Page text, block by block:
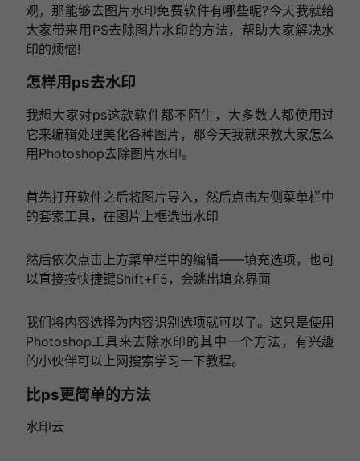
观，那能够去图片水印免费软件有哪些呢?今天我就给
大家带来用PS去除图片水印的方法，帮助大家解决水
印的烦恼!
怎样用ps去水印
我想大家对ps这款软件都不陌生，大多数人都使用过
它来编辑处理美化各种图片，那今天我就来教大家怎么
用Photoshop去除图片水印。
首先打开软件之后将图片导入，然后点击左侧菜单栏中
的套索工具，在图片上框选出水印
然后依次点击上方菜单栏中的编辑——填充选项，也可
以直接按快捷键Shift+F5，会跳出填充界面
我们将内容选择为内容识别选项就可以了。这只是使用
Photoshop工具来去除水印的其中一个方法，有兴趣
的小伙伴可以上网搜索学习一下教程。
比ps更简单的方法
水印云